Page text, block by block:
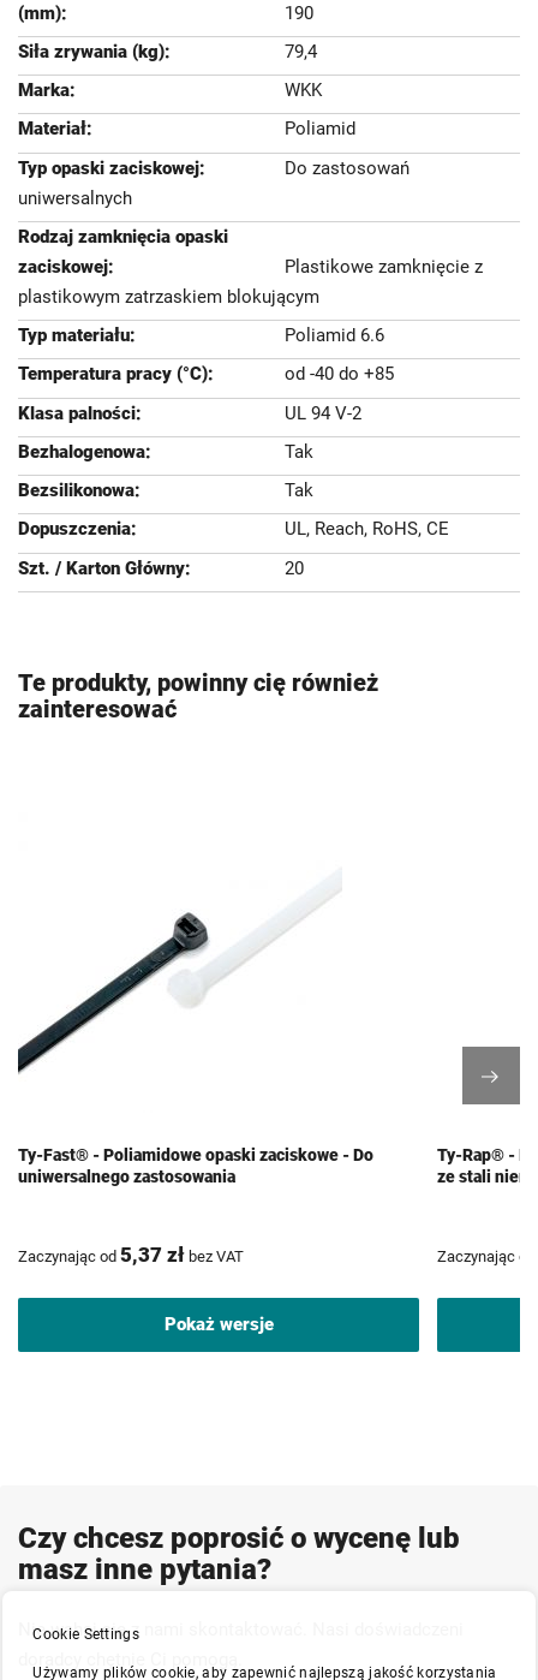
190
79,4
WKK
Poliamid
Do zastosowań
uniwersalnych
Plastikowe zamknięcie z
plastikowym zatrzaskiem blokującym
Poliamid 6.6
od -40 do +85
UL 94 V-2
Tak
Tak
UL, Reach, RoHS, CE
20
Te produkty, powinny cię również
zainteresować
Ty-Fast® - Poliamidowe opaski zaciskowe - Do
uniwersalnego zastosowania
Zaczynając od 5,37 zł bez VAT
Pokaż wersje
Ty-Rap® -
ze stali
Zaczynając od
Czy chcesz poprosić o wycenę lub
masz inne pytania?
Nie wahaj się z nami skontaktować. Nasi doświadczeni
Cookie Settings
Używamy plików cookie, aby zapewnić najlepszą jakość korzystania